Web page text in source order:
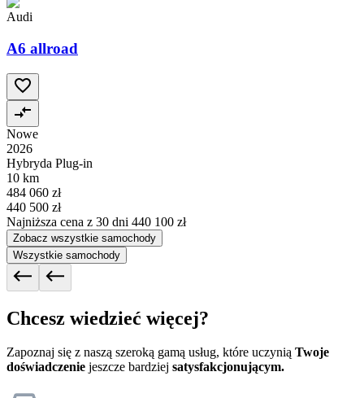
Audi
A6 allroad
Nowe
2026
Hybryda Plug-in
10 km
484 060 zł
440 500 zł
Najniższa cena z 30 dni 440 100 zł
Zobacz wszystkie samochody
Wszystkie samochody
Chcesz wiedzieć więcej?
Zapoznaj się z naszą szeroką gamą usług, które uczynią Twoje
doświadczenie jeszcze bardziej satysfakcjonującym.